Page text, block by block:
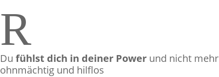
R
Du fühlst dich in deiner Power und nicht mehr
ohnmächtig und hilflos